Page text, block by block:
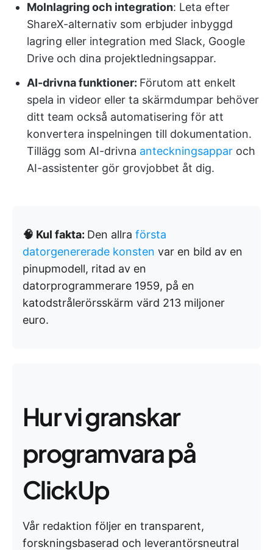
Molnlagring och integration: Leta efter
ShareX-alternativ som erbjuder inbyggd
lagring eller integration med Slack, Google
Drive och dina projektledningsappar.
AI-drivna funktioner: Förutom att enkelt
spela in videor eller ta skärmdumpar behöver
ditt team också automatisering för att
konvertera inspelningen till dokumentation.
Tillägg som AI-drivna anteckningsappar och
AI-assistenter gör grovjobbet åt dig.
🧠 Kul fakta: Den allra första
datorgenererade konsten var en bild av en
pinupmodell, ritad av en
datorprogrammerare 1959, på en
katodstrålerörsskärm värd 213 miljoner
euro.
Hur vi granskar
programvara på
ClickUp
Vår redaktion följer en transparent,
forskningsbaserad och leverantörsneutral